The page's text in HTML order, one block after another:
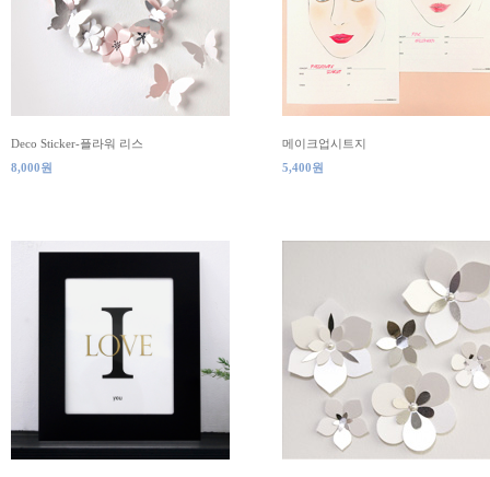
Deco Sticker-플라워 리스
8,000원
메이크업시트지
5,400원